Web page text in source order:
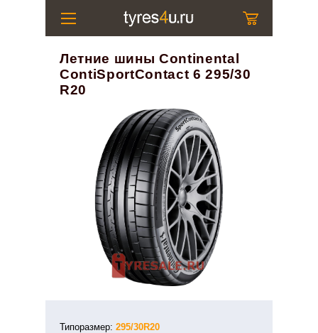
Летние шины Continental
ContiSportContact 6 295/30
R20
Типоразмер: 295/30R20